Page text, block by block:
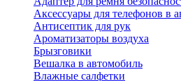
Аксессуары для телефонов в
Антисептик для рук
Ароматизаторы воздуха
Брызговики
Вешалка в автомобиль
Влажные салфетки